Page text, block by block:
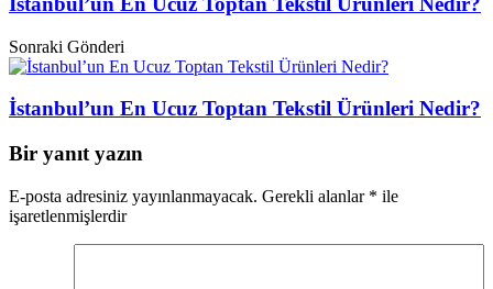
Sonraki Gönderi
İstanbul’un En Ucuz Toptan Tekstil Ürünleri Nedir?
Bir yanıt yazın
E-posta adresiniz yayınlanmayacak. Gerekli alanlar * ile
işaretlenmişlerdir